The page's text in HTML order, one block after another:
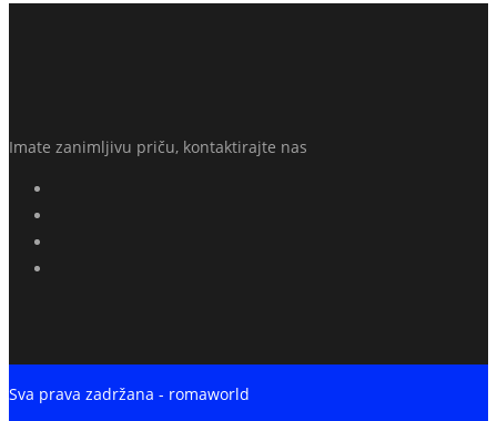
Imate zanimljivu priču, kontaktirajte nas
Sva prava zadržana - romaworld